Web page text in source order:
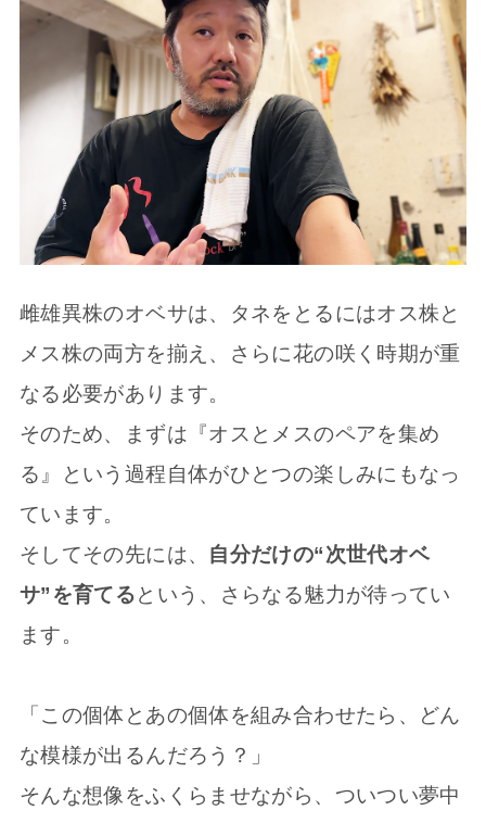
雌雄異株のオベサは、タネをとるにはオス株と
メス株の両方を揃え、さらに花の咲く時期が重
なる必要があります。
そのため、まずは『オスとメスのペアを集め
る』という過程自体がひとつの楽しみにもなっ
ています。
そしてその先には、 自分だけの“次世代オベ
サ”を育てるという、さらなる魅力が待ってい
ます。
「この個体とあの個体を組み合わせたら、どん
な模様が出るんだろう？」
そんな想像をふくらませながら、ついつい夢中